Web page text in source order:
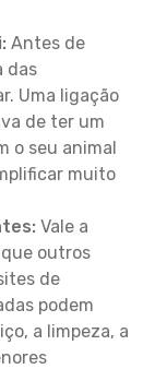
Antes de
das
Uma ligação
de ter um
o seu animal
muito
Vale a
outros
de
podem
a limpeza, a